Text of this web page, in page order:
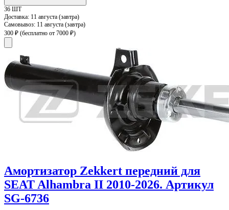
36 ШТ
Доставка: 11 августа (завтра)
Самовывоз: 11 августа (завтра)
300 ₽ (бесплатно от 7000 ₽)
Амортизатор Zekkert передний для
SEAT Alhambra II 2010-2026. Артикул
SG-6736